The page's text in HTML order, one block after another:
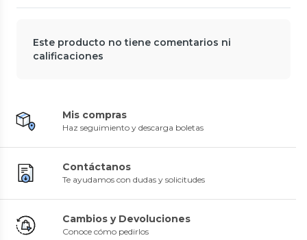
Este producto no tiene comentarios ni
calificaciones
Mis compras
Haz seguimiento y descarga boletas
Contáctanos
Te ayudamos con dudas y solicitudes
Cambios y Devoluciones
Conoce cómo pedirlos